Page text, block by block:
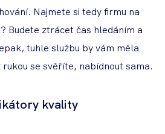
Najmete si tedy firmu na
Budete ztrácet čas hledáním a
tuhle službu by vám měla
se svěříte, nabídnout sama.
kvality